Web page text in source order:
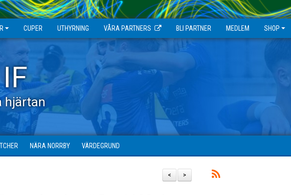
CUPER UTHYRNING VÅRA PARTNERS BLI PARTNER MEDLEM SHOP
hjärtan
NÄRA NORRBY VÄRDEGRUND
>
<